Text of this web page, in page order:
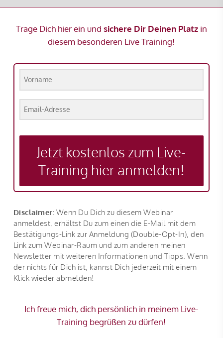
Trage Dich hier ein und sichere Dir Deinen Platzin
diesem besonderen Live Training!
Jetzt kostenlos zum Live-
Training hier anmelden!
Disclaimer: Wenn Du Dich zu diesem Webinar
anmeldest, erhältst Du zum einen die E-Mail mit dem
Bestätigungs-Link zur Anmeldung (Double-Opt-In), den
Link zum Webinar-Raum und zum anderen meinen
Newsletter mit weiteren Informationen und Tipps. Wenn
der nichts für Dich ist, kannst Dich jederzeit mit einem
Klick wieder abmelden!
Ich freue mich, dich persönlich in meinem Live-
Training begrüßen zu dürfen!